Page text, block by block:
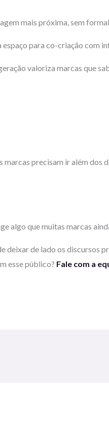
mais próxima, sem
espaço para co-criação com
valoriza marcas que
marcas precisam ir além
algo que muitas marcas
deixar de lado os discursos
esse público? Fale com a